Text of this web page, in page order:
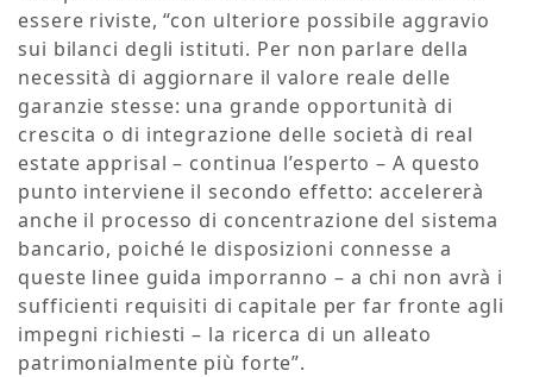
essere riviste, “con ulteriore possibile aggravio
sui bilanci degli istituti. Per non parlare della
necessità di aggiornare il valore reale delle
garanzie stesse: una grande opportunità di
crescita o di integrazione delle società di real
estate apprisal – continua l’esperto – A questo
punto interviene il secondo effetto: accelererà
anche il processo di concentrazione del sistema
bancario, poiché le disposizioni connesse a
queste linee guida imporranno – a chi non avrà i
sufficienti requisiti di capitale per far fronte agli
impegni richiesti – la ricerca di un alleato
patrimonialmente più forte”.